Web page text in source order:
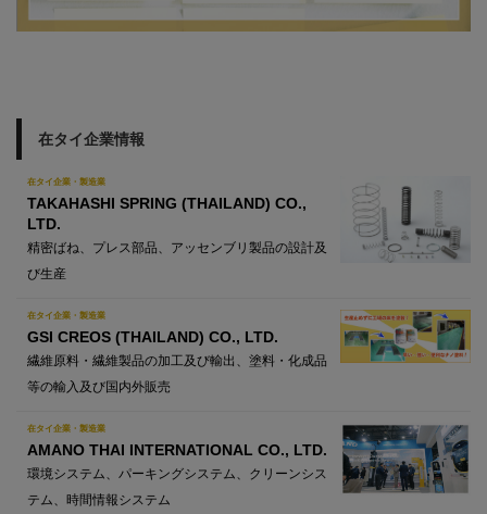
在タイ企業情報
在タイ企業・製造業
TAKAHASHI SPRING (THAILAND) CO.,
LTD.
精密ばね、プレス部品、アッセンブリ製品の設計及
び生産
在タイ企業・製造業
GSI CREOS (THAILAND) CO., LTD.
繊維原料・繊維製品の加工及び輸出、塗料・化成品
等の輸入及び国内外販売
在タイ企業・製造業
AMANO THAI INTERNATIONAL CO., LTD.
環境システム、パーキングシステム、クリーンシス
テム、時間情報システム